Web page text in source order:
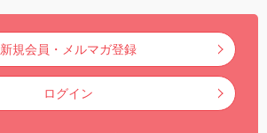
新規会員・メルマガ登録
ログイン